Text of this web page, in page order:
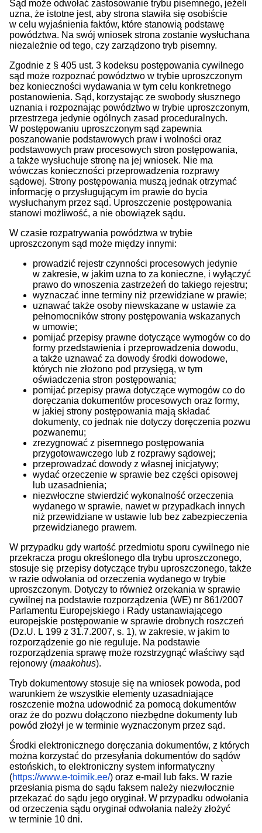
Sąd może odwołać zastosowanie trybu pisemnego, jeżeli
uzna, że istotne jest, aby strona stawiła się osobiście
w celu wyjaśnienia faktów, które stanowią podstawę
powództwa. Na swój wniosek strona zostanie wysłuchana
niezależnie od tego, czy zarządzono tryb pisemny.
Zgodnie z § 405 ust. 3 kodeksu postępowania cywilnego
sąd może rozpoznać powództwo w trybie uproszczonym
bez konieczności wydawania w tym celu konkretnego
postanowienia. Sąd, korzystając ze swobody słusznego
uznania i rozpoznając powództwo w trybie uproszczonym,
przestrzega jedynie ogólnych zasad proceduralnych.
W postępowaniu uproszczonym sąd zapewnia
poszanowanie podstawowych praw i wolności oraz
podstawowych praw procesowych stron postępowania,
a także wysłuchuje stronę na jej wniosek. Nie ma
wówczas konieczności przeprowadzenia rozprawy
sądowej. Strony postępowania muszą jednak otrzymać
informację o przysługującym im prawie do bycia
wysłuchanym przez sąd. Uproszczenie postępowania
stanowi możliwość, a nie obowiązek sądu.
W czasie rozpatrywania powództwa w trybie
uproszczonym sąd może między innymi:
prowadzić rejestr czynności procesowych jedynie
w zakresie, w jakim uzna to za konieczne, i wyłączyć
prawo do wnoszenia zastrzeżeń do takiego rejestru;
wyznaczać inne terminy niż przewidziane w prawie;
uznawać także osoby niewskazane w ustawie za
pełnomocników strony postępowania wskazanych
w umowie;
pomijać przepisy prawne dotyczące wymogów co do
formy przedstawienia i przeprowadzenia dowodu,
a także uznawać za dowody środki dowodowe,
których nie złożono pod przysięgą, w tym
oświadczenia stron postępowania;
pomijać przepisy prawa dotyczące wymogów co do
doręczania dokumentów procesowych oraz formy,
w jakiej strony postępowania mają składać
dokumenty, co jednak nie dotyczy doręczenia pozwu
pozwanemu;
zrezygnować z pisemnego postępowania
przygotowawczego lub z rozprawy sądowej;
przeprowadzać dowody z własnej inicjatywy;
wydać orzeczenie w sprawie bez części opisowej
lub uzasadnienia;
niezwłoczne stwierdzić wykonalność orzeczenia
wydanego w sprawie, nawet w przypadkach innych
niż przewidziane w ustawie lub bez zabezpieczenia
przewidzianego prawem.
W przypadku gdy wartość przedmiotu sporu cywilnego nie
przekracza progu określonego dla trybu uproszczonego,
stosuje się przepisy dotyczące trybu uproszczonego, także
w razie odwołania od orzeczenia wydanego w trybie
uproszczonym. Dotyczy to również orzekania w sprawie
cywilnej na podstawie rozporządzenia (WE) nr 861/2007
Parlamentu Europejskiego i Rady ustanawiającego
europejskie postępowanie w sprawie drobnych roszczeń
(Dz.U. L 199 z 31.7.2007, s. 1), w zakresie, w jakim to
rozporządzenie go nie reguluje. Na podstawie
rozporządzenia sprawę może rozstrzygnąć właściwy sąd
rejonowy (maakohus).
Tryb dokumentowy stosuje się na wniosek powoda, pod
warunkiem że wszystkie elementy uzasadniające
roszczenie można udowodnić za pomocą dokumentów
oraz że do pozwu dołączono niezbędne dokumenty lub
powód złożył je w terminie wyznaczonym przez sąd.
Środki elektronicznego doręczania dokumentów, z których
można korzystać do przesyłania dokumentów do sądów
estońskich, to elektroniczny system informatyczny
(https://www.e-toimik.ee/) oraz e-mail lub faks. W razie
przesłania pisma do sądu faksem należy niezwłocznie
przekazać do sądu jego oryginał. W przypadku odwołania
od orzeczenia sądu oryginał odwołania należy złożyć
w terminie 10 dni.